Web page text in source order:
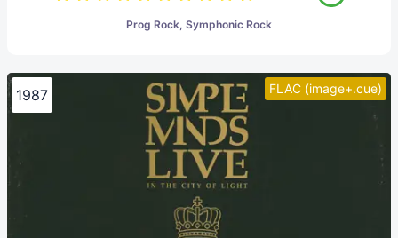
Prog Rock, Symphonic Rock
FLAC (image+.cue)
1987